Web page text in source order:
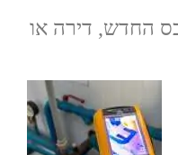
החדש, דירה או